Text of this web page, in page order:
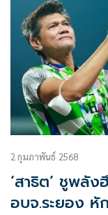
2 กุมภาพันธ์ 2568
‘สาธิต’ ชูพลัง
อบจ.ระยอง หั